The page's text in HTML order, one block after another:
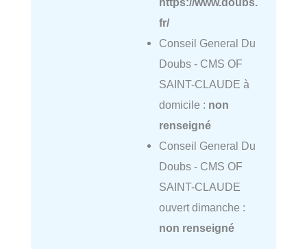
fr/
Conseil General Du
Doubs - CMS OF
SAINT-CLAUDE à
domicile : non
renseigné
Conseil General Du
Doubs - CMS OF
SAINT-CLAUDE
ouvert dimanche :
non renseigné